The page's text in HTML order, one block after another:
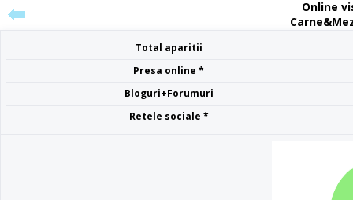
Online
Total aparitii
Presa online *
Bloguri+Forumuri
Retele sociale *